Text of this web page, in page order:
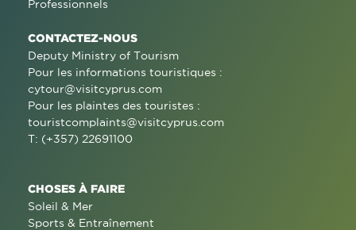
Professionnels
CONTACTEZ-NOUS
Deputy Ministry of Tourism
Pour les informations touristiques :
cytour@visitcyprus.com
Pour les plaintes des touristes :
touristcomplaints@visitcyprus.com
T: (+357) 22691100
CHOSES À FAIRE
Soleil & Mer
Sports & Entraînement